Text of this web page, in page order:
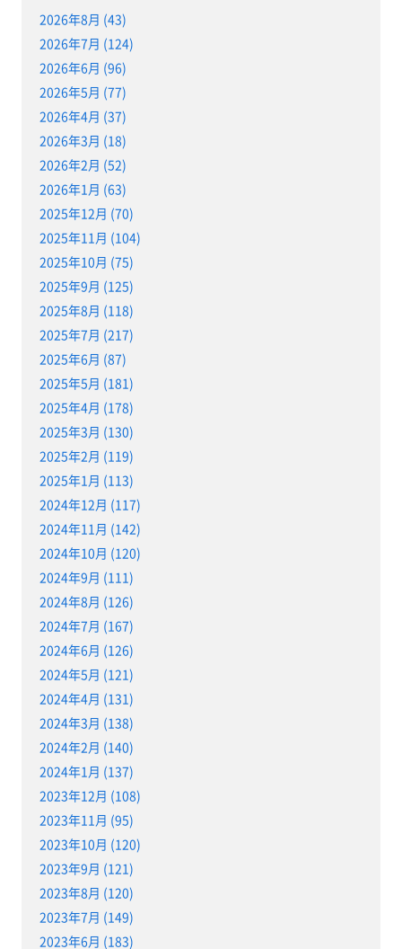
2026年8月 (43)
2026年7月 (124)
2026年6月 (96)
2026年5月 (77)
2026年4月 (37)
2026年3月 (18)
2026年2月 (52)
2026年1月 (63)
2025年12月 (70)
2025年11月 (104)
2025年10月 (75)
2025年9月 (125)
2025年8月 (118)
2025年7月 (217)
2025年6月 (87)
2025年5月 (181)
2025年4月 (178)
2025年3月 (130)
2025年2月 (119)
2025年1月 (113)
2024年12月 (117)
2024年11月 (142)
2024年10月 (120)
2024年9月 (111)
2024年8月 (126)
2024年7月 (167)
2024年6月 (126)
2024年5月 (121)
2024年4月 (131)
2024年3月 (138)
2024年2月 (140)
2024年1月 (137)
2023年12月 (108)
2023年11月 (95)
2023年10月 (120)
2023年9月 (121)
2023年8月 (120)
2023年7月 (149)
2023年6月 (183)